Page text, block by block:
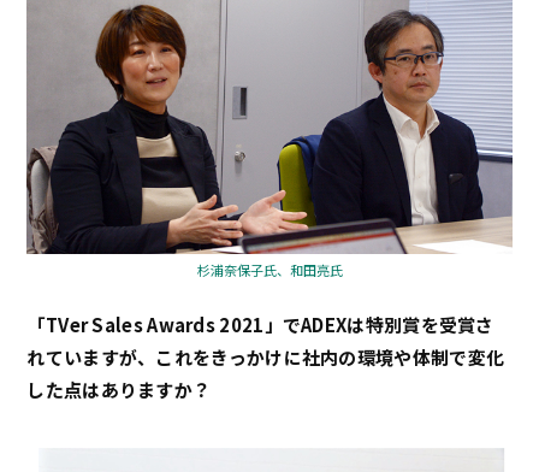
杉浦奈保子氏、和田亮氏
――「TVer Sales Awards 2021」でADEXは特別賞を受賞さ
れていますが、これをきっかけに社内の環境や体制で変化
した点はありますか？